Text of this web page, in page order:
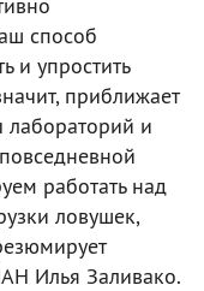
способ
и упростить
приближает
лабораторий и
работать над
ловушек,
Илья Заливако.